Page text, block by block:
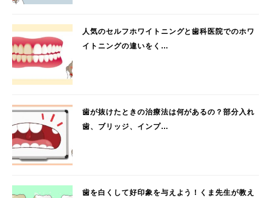
人気のセルフホワイトニングと歯科医院でのホワ
イトニングの違いをく…
歯が抜けたときの治療法は何があるの？部分入れ
歯、ブリッジ、インプ…
歯を白くして好印象を与えよう！くま先生が教え